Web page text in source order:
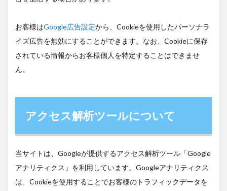
お客様はGoogle広告設定から、Cookieを使用したパーソナラ
イズ広告を無効にすることができます。なお、Cookieに保存
されている情報からお客様個人を特定することはできませ
ん。
アクセス解析ツールについて
当サイトは、Googleが提供するアクセス解析ツール「Google
アナリティクス」を利用しています。Googleアナリティクス
は、Cookieを使用することでお客様のトラフィックデータを